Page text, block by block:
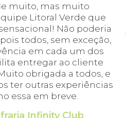
muito, mas muito
Litoral Verde que
Não poderia
todos, sem exceção,
em cada um dos
entregar ao cliente
obrigada a todos, e
ter outras experiências
essa em breve.
Infinity Club